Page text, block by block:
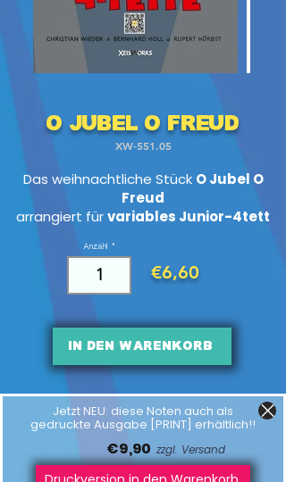
O Jubel O Freud
XW-551.05
Das weihnachtliche Stück O Jubel O
Freud
arrangiert fürvariables Junior-4tett
Anzahl
€6,60
In den Warenkorb
Jetzt NEU: diese Noten auch als
gedruckte Ausgabe [PRINT] erhältlich!!
€9,90 zzgl. Versand